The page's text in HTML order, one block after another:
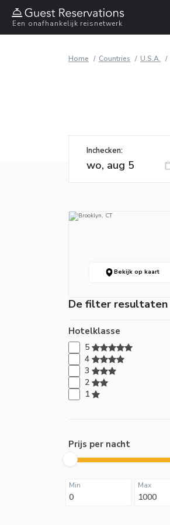
Een onafhankelijk reisnetwerk
Home Countries U.S.A.
Inchecken:
Bekijk op kaart
De filter resultaten
Hotelklasse
5
4
3
2
1
Prijs per nacht
Min Max